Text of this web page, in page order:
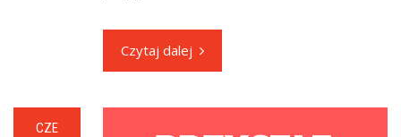
Czytaj dalej
CZE